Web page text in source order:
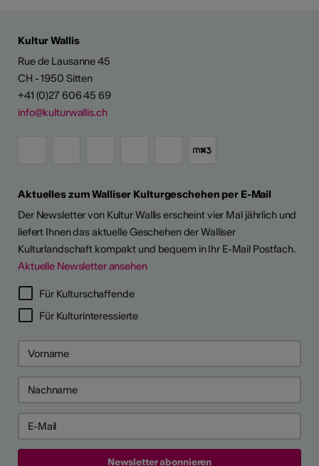
Kultur Wallis
Rue de Lausanne 45
CH - 1950 Sitten
+41 (0)27 606 45 69
info@kulturwallis.ch
Aktuelles zum Walliser Kulturgeschehen per E-Mail
Der Newsletter von Kultur Wallis erscheint vier Mal jährlich und
liefert Ihnen das aktuelle Geschehen der Walliser
Kulturlandschaft kompakt und bequem in Ihr E-Mail Postfach.
Aktuelle Newsletter ansehen
Für Kulturschaffende
Für Kulturinteressierte